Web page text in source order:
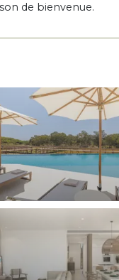
de bienvenue.